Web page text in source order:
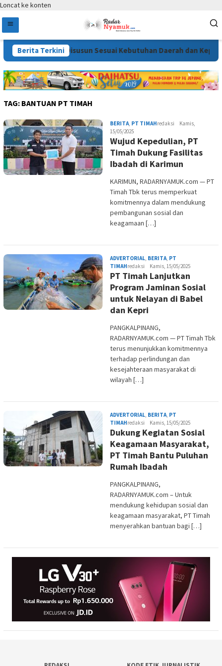
Loncat ke konten
Berita Terkini
APBD 2026 Disusun Sesuai Kebutuhan Daerah dan
TAG: BANTUAN PT TIMAH
BERITA, PT TIMAHredaksi
Kamis,
15/05/2025
Wujud Kepedulian, PT
Timah Dukung Fasilitas
Ibadah di Karimun
KARIMUN, RADARNYAMUK.com — PT
Timah Tbk terus memperkuat
komitmennya dalam mendukung
pembangunan sosial dan
keagamaan […]
ADVERTORIAL, BERITA, PT
TIMAHredaksi Kamis, 15/05/2025
PT Timah Lanjutkan
Program Jaminan Sosial
untuk Nelayan di Babel
dan Kepri
PANGKALPINANG,
RADARNYAMUK.com — PT Timah Tbk
terus menunjukkan komitmennya
terhadap perlindungan dan
kesejahteraan masyarakat di
wilayah […]
ADVERTORIAL, BERITA, PT
TIMAHredaksi Kamis, 15/05/2025
Dukung Kegiatan Sosial
Keagamaan Masyarakat,
PT Timah Bantu Puluhan
Rumah Ibadah
PANGKALPINANG,
RADARNYAMUK.com – Untuk
mendukung kehidupan sosial dan
keagamaan masyarakat, PT Timah
menyerahkan bantuan bagi […]